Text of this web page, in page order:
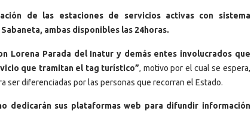
de las estaciones de servicios activas con sistema
ambas disponibles las 24horas.
Lorena Parada del Inatur y demás entes involucrados que
que tramitan el tag turístico”, motivo por el cual se espera,
ser diferenciadas por las personas que recorran el Estado.
dedicarán sus plataformas web para difundir información